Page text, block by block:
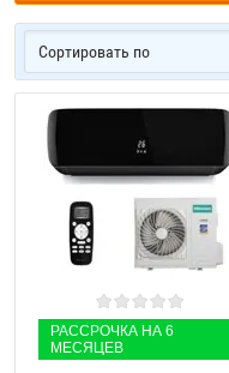
Сортировать по
РАССРОЧКА НА 6
МЕСЯЦЕВ